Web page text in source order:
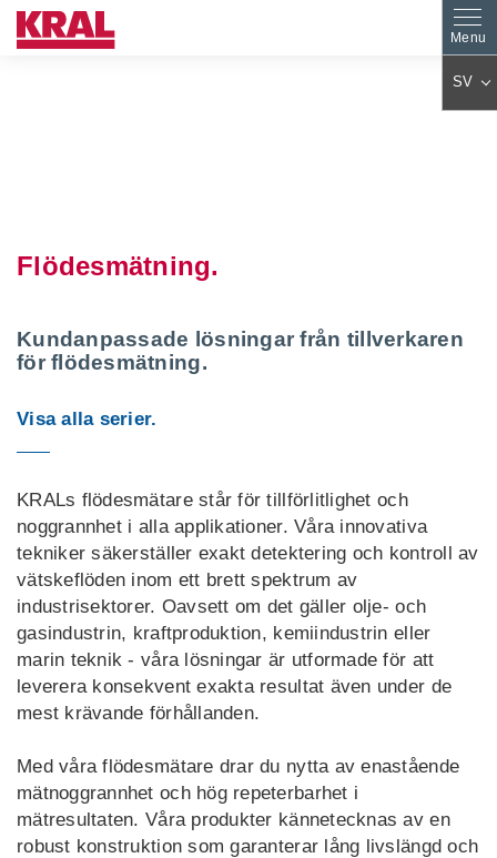
SV
UK
ID
Flödesmätning.
Kundanpassade lösningar från tillverkaren
för flödesmätning.
Visa alla serier.
KRALs flödesmätare står för tillförlitlighet och
noggrannhet i alla applikationer. Våra innovativa
tekniker säkerställer exakt detektering och kontroll av
vätskeflöden inom ett brett spektrum av
industrisektorer. Oavsett om det gäller olje- och
gasindustrin, kraftproduktion, kemiindustrin eller
marin teknik - våra lösningar är utformade för att
leverera konsekvent exakta resultat även under de
mest krävande förhållanden.
Med våra flödesmätare drar du nytta av enastående
mätnoggrannhet och hög repeterbarhet i
mätresultaten. Våra produkter kännetecknas av en
robust konstruktion som garanterar lång livslängd och